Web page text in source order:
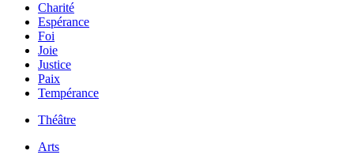
Charité
Espérance
Foi
Joie
Justice
Paix
Tempérance
Théâtre
Arts